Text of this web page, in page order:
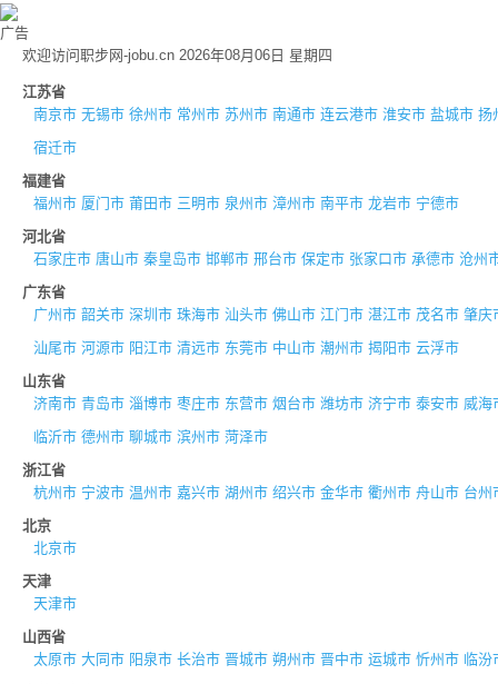
广告
欢迎访问职步网-jobu.cn 2026年08月06日 星期四
江苏省
南京市 无锡市 徐州市 常州市 苏州市 南通市 连云港市 淮安市 盐城市 扬
宿迁市
福建省
福州市 厦门市 莆田市 三明市 泉州市 漳州市 南平市 龙岩市 宁德市
河北省
石家庄市 唐山市 秦皇岛市 邯郸市 邢台市 保定市 张家口市 承德市 沧州
广东省
广州市 韶关市 深圳市 珠海市 汕头市 佛山市 江门市 湛江市 茂名市 肇庆
汕尾市 河源市 阳江市 清远市 东莞市 中山市 潮州市 揭阳市 云浮市
山东省
济南市 青岛市 淄博市 枣庄市 东营市 烟台市 潍坊市 济宁市 泰安市 威海
临沂市 德州市 聊城市 滨州市 菏泽市
浙江省
杭州市 宁波市 温州市 嘉兴市 湖州市 绍兴市 金华市 衢州市 舟山市 台州
北京
北京市
天津
天津市
山西省
太原市 大同市 阳泉市 长治市 晋城市 朔州市 晋中市 运城市 忻州市 临汾